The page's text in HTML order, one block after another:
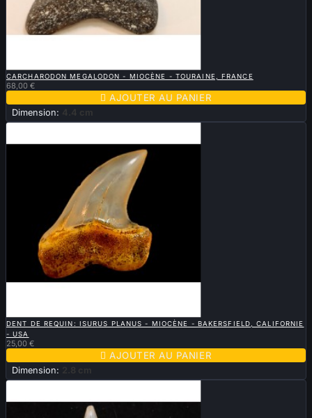
CARCHARODON MEGALODON - MIOCÈNE - TOURAINE, FRANCE
68,00 €
 AJOUTER AU PANIER
Dimension: 4.4 cm
DENT DE REQUIN: ISURUS PLANUS - MIOCÈNE - BAKERSFIELD, CALIFORNIE
- USA
25,00 €
 AJOUTER AU PANIER
Dimension: 2.8 cm